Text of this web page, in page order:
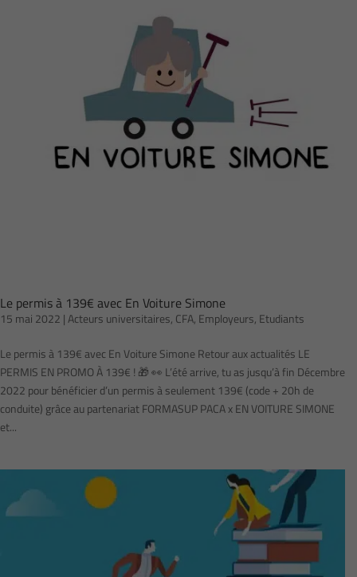
Le permis à 139€ avec En Voiture Simone
15 mai 2022 |Acteurs universitaires, CFA, Employeurs, Etudiants
Le permis à 139€ avec En Voiture Simone Retour aux actualités LE
PERMIS EN PROMO À 139€ ! 🎁 👀 L’été arrive, tu as jusqu’à fin Décembre
2022 pour bénéficier d’un permis à seulement 139€ (code + 20h de
conduite) grâce au partenariat FORMASUP PACA x EN VOITURE SIMONE
et...